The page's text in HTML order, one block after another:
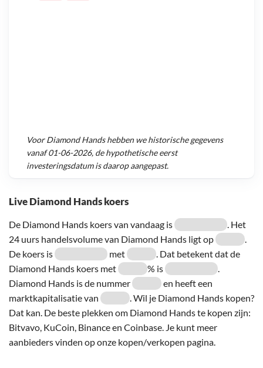
Live Diamond Hands koers
De Diamond Hands koers van vandaag is
. Het
24 uurs handelsvolume van Diamond Hands ligt op
.
De koers is
met
. Dat betekent dat de
Diamond Hands koers met
% is
.
Diamond Hands is de nummer
en heeft een
marktkapitalisatie van
. Wil je Diamond Hands kopen?
Dat kan. De beste plekken om Diamond Hands te kopen zijn:
Bitvavo, KuCoin, Binance en Coinbase. Je kunt meer
aanbieders vinden op onze kopen/verkopen pagina.
VoorDiamond Handshebben we historische gegevens
vanaf01-06-2026, de hypothetische eerst
investeringsdatum is daarop aangepast.